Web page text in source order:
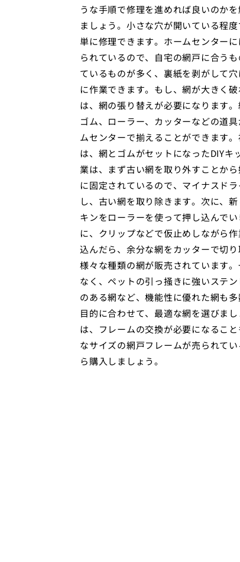
うな手順で修理を進めれば良いのか
ましょう。小さな穴が開いている程
単に修理できます。ホームセンター
られているので、自宅の網戸に合う
ているものが多く、裏紙を剥がして
に作業できます。もし、網が大きく
は、網の張り替えが必要になります
ゴム、ローラー、カッターなどの道
ムセンターで揃えることができます
は、網とゴムがセットになったDIY
業は、まず古い網を取り外すことか
に固定されているので、マイナスド
し、古い網を取り除きます。次に、
キンをローラーを使って押し込んで
に、クリップなどで仮止めしながら
込んだら、余分な網をカッターで切
様々な種類の網が販売されています
なく、ペットの引っ掻きに強いステ
のある網など、機能性に優れた網も
目的に合わせて、最適な網を選びま
は、フレームの交換が必要になるこ
なサイズの網戸フレームが売られて
ら購入しましょう。